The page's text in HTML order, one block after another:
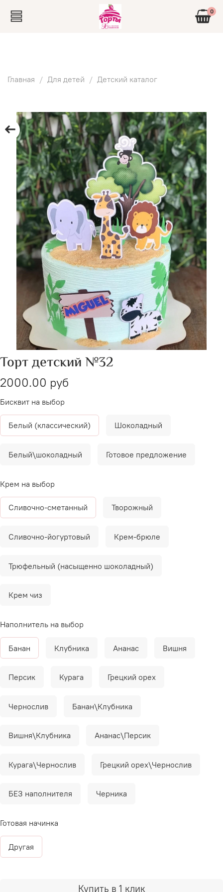
0
Главная Для детей Детский каталог
Торт детский №32
2000.00 руб
Купить в 1 клик
Бисквит на выбор
Белый (классический) Шоколадный
Белый\шоколадный Готовое предложение
Крем на выбор
Сливочно-сметанный Творожный
Сливочно-йогуртовый Крем-брюле
Трюфельный (насыщенно шоколадный)
Крем чиз
Наполнитель на выбор
Банан Клубника Ананас Вишня
Персик Курага Грецкий орех
Чернослив Банан\Клубника
Вишня\Клубника Ананас\Персик
Курага\Чернослив Грецкий орех\Чернослив
БЕЗ наполнителя Черника
Готовая начинка
Другая